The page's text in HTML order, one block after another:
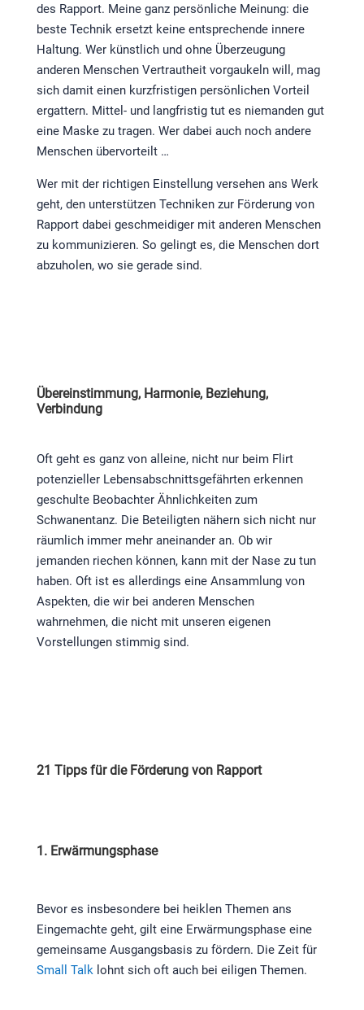
des Rapport. Meine ganz persönliche Meinung: die
beste Technik ersetzt keine entsprechende innere
Haltung. Wer künstlich und ohne Überzeugung
anderen Menschen Vertrautheit vorgaukeln will, mag
sich damit einen kurzfristigen persönlichen Vorteil
ergattern. Mittel- und langfristig tut es niemanden gut
eine Maske zu tragen. Wer dabei auch noch andere
Menschen übervorteilt …
Wer mit der richtigen Einstellung versehen ans Werk
geht, den unterstützen Techniken zur Förderung von
Rapport dabei geschmeidiger mit anderen Menschen
zu kommunizieren. So gelingt es, die Menschen dort
abzuholen, wo sie gerade sind.
Übereinstimmung, Harmonie, Beziehung,
Verbindung
Oft geht es ganz von alleine, nicht nur beim Flirt
potenzieller Lebensabschnittsgefährten erkennen
geschulte Beobachter Ähnlichkeiten zum
Schwanentanz. Die Beteiligten nähern sich nicht nur
räumlich immer mehr aneinander an. Ob wir
jemanden riechen können, kann mit der Nase zu tun
haben. Oft ist es allerdings eine Ansammlung von
Aspekten, die wir bei anderen Menschen
wahrnehmen, die nicht mit unseren eigenen
Vorstellungen stimmig sind.
21 Tipps für die Förderung von Rapport
1. Erwärmungsphase
Bevor es insbesondere bei heiklen Themen ans
Eingemachte geht, gilt eine Erwärmungsphase eine
gemeinsame Ausgangsbasis zu fördern. Die Zeit für
Small Talklohnt sich oft auch bei eiligen Themen.